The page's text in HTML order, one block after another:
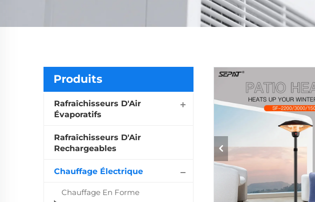
Produits
Rafraîchisseurs D'Air
Évaporatifs
Rafraîchisseurs D'Air
Rechargeables
Chauffage Électrique
Chauffage En Forme